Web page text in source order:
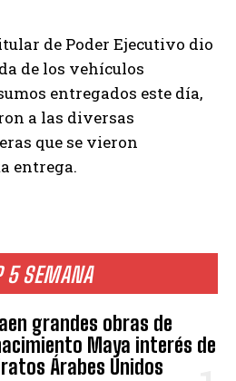
5 SEMANA
grandes obras de
Maya interés de
Árabes Unidos
de Poder Ejecutivo dio
de los vehículos
entregados este día,
a las diversas
que se vieron
entrega.